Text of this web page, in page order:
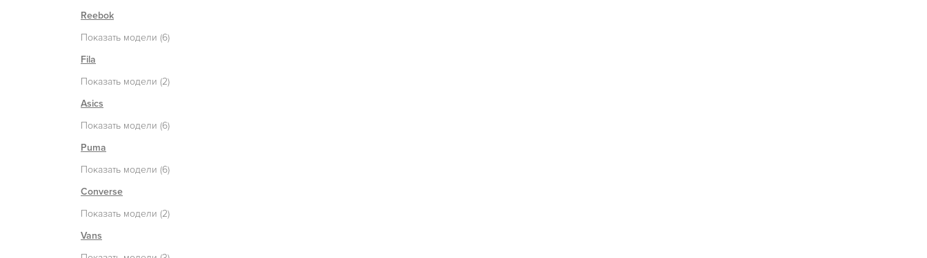
Reebok
Показать модели (6)
Fila
Показать модели (2)
Asics
Показать модели (6)
Puma
Показать модели (6)
Converse
Показать модели (2)
Vans